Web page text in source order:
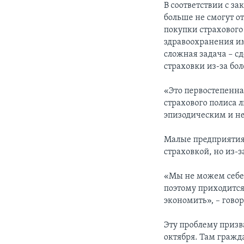
В соответствии с
больше не смогут
покупки
здравоохранения
сложная задача –
страховки из-за
«Это
страхового полиса
эпизодическим и
Малые
страховкой, но из-
«Мы не можем себе
поэтому
экономить», –
Эту проблему
октября. Там